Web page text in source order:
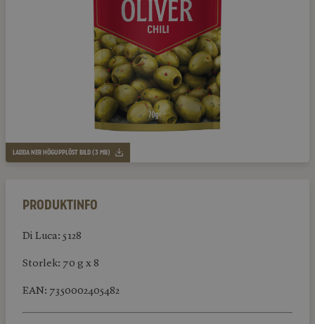
LADDA NER HÖGUPPLÖST BILD (3 MB)
Produktinfo
Di Luca: 5128
Storlek: 70 g x 8
EAN: 7350002405482